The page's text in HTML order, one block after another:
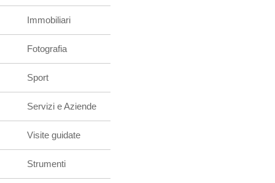
Immobiliari
Fotografia
Sport
Servizi e Aziende
Visite guidate
Strumenti